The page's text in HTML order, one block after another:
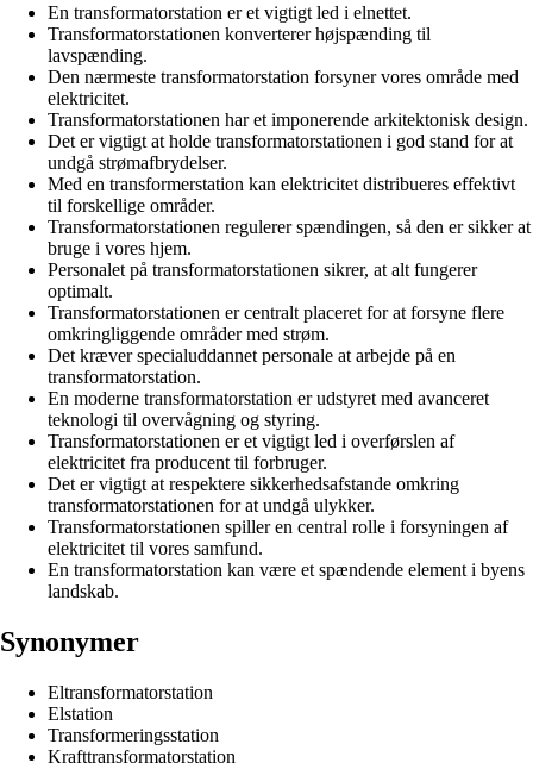
En transformatorstation er et vigtigt led i elnettet.
Transformatorstationen konverterer højspænding til
lavspænding.
Den nærmeste transformatorstation forsyner vores område med
elektricitet.
Transformatorstationen har et imponerende arkitektonisk design.
Det er vigtigt at holde transformatorstationen i god stand for at
undgå strømafbrydelser.
Med en transformerstation kan elektricitet distribueres effektivt
til forskellige områder.
Transformatorstationen regulerer spændingen, så den er sikker at
bruge i vores hjem.
Personalet på transformatorstationen sikrer, at alt fungerer
optimalt.
Transformatorstationen er centralt placeret for at forsyne flere
omkringliggende områder med strøm.
Det kræver specialuddannet personale at arbejde på en
transformatorstation.
En moderne transformatorstation er udstyret med avanceret
teknologi til overvågning og styring.
Transformatorstationen er et vigtigt led i overførslen af
elektricitet fra producent til forbruger.
Det er vigtigt at respektere sikkerhedsafstande omkring
transformatorstationen for at undgå ulykker.
Transformatorstationen spiller en central rolle i forsyningen af
elektricitet til vores samfund.
En transformatorstation kan være et spændende element i byens
landskab.
Synonymer
Eltransformatorstation
Elstation
Transformeringsstation
Krafttransformatorstation